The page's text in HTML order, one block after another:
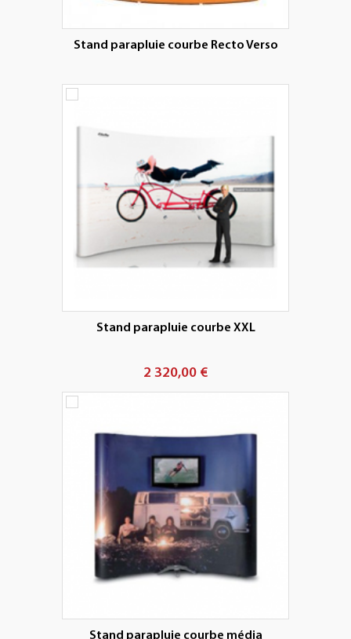
Stand parapluie courbe Recto Verso
Stand parapluie courbe XXL
2 320,00 €
Stand parapluie courbe média